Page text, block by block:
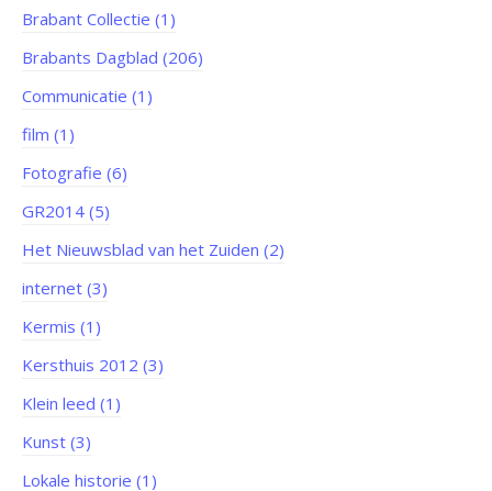
Brabant Collectie (1)
Brabants Dagblad (206)
Communicatie (1)
film (1)
Fotografie (6)
GR2014 (5)
Het Nieuwsblad van het Zuiden (2)
internet (3)
Kermis (1)
Kersthuis 2012 (3)
Klein leed (1)
Kunst (3)
Lokale historie (1)